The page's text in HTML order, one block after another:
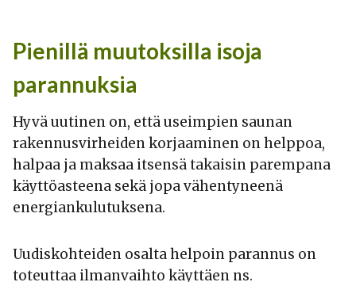
Pienillä muutoksilla isoja
parannuksia
Hyvä uutinen on, että useimpien saunan
rakennusvirheiden korjaaminen on helppoa,
halpaa ja maksaa itsensä takaisin parempana
käyttöasteena sekä jopa vähentyneenä
energiankulutuksena.
Uudiskohteiden osalta helpoin parannus on
toteuttaa ilmanvaihto käyttäen ns.